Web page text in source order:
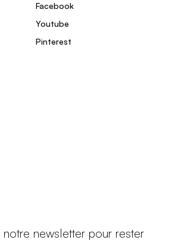
Facebook
Youtube
Pinterest
notre newsletter pour rester